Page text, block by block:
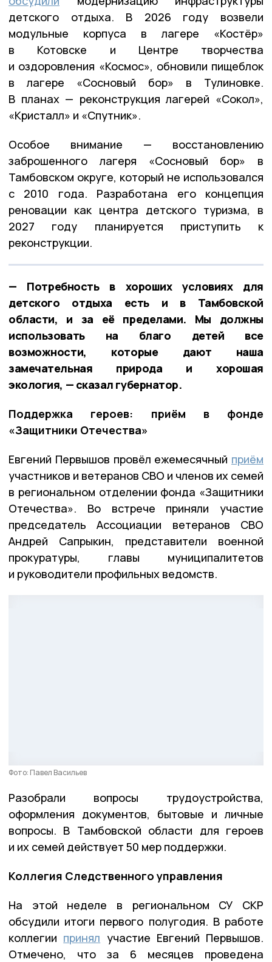
детского отдыха. В 2026 году возвели
модульные корпуса в лагере «Костёр»
в Котовске и Центре творчества
и оздоровления «Космос», обновили пищеблок
в лагере «Сосновый бор» в Тулиновке.
В планах — реконструкция лагерей «Сокол»,
«Кристалл» и «Спутник».
Особое внимание — восстановлению
заброшенного лагеря «Сосновый бор» в
Тамбовском округе, который не использовался
с 2010 года. Разработана его концепция
реновации как центра детского туризма, в
2027 году планируется приступить к
реконструкции.
— Потребность в хороших условиях для
детского отдыха есть и в Тамбовской
области, и за её пределами. Мы должны
использовать на благо детей все
возможности, которые дают наша
замечательная природа и хорошая
экология, — сказал губернатор.
Поддержка героев: приём в фонде
«Защитники Отечества»
Евгений Первышов провёл ежемесячный приём
участников и ветеранов СВО и членов их семей
в региональном отделении фонда «Защитники
Отечества». Во встрече приняли участие
председатель Ассоциации ветеранов СВО
Андрей Сапрыкин, представители военной
прокуратуры, главы муниципалитетов
и руководители профильных ведомств.
Фото: Павел Васильев
Разобрали вопросы трудоустройства,
оформления документов, бытовые и личные
вопросы. В Тамбовской области для героев
и их семей действует 50 мер поддержки.
Коллегия Следственного управления
На этой неделе в региональном СУ СКР
обсудили итоги первого полугодия. В работе
коллегии принял участие Евгений Первышов.
Отмечено, что за 6 месяцев проведена